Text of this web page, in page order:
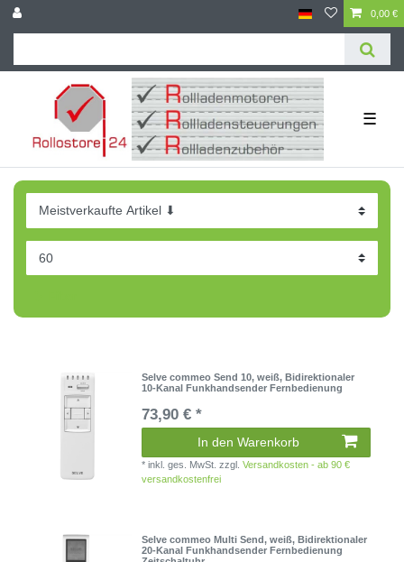
0,00 €
☰
Selve commeo Send 10, weiß, Bidirektionaler
10-Kanal Funkhandsender Fernbedienung
73,90 € *
In den Warenkorb
*inkl. ges. MwSt. zzgl.Versandkosten - ab 90 €
versandkostenfrei
Selve commeo Multi Send, weiß, Bidirektionaler
20-Kanal Funkhandsender Fernbedienung